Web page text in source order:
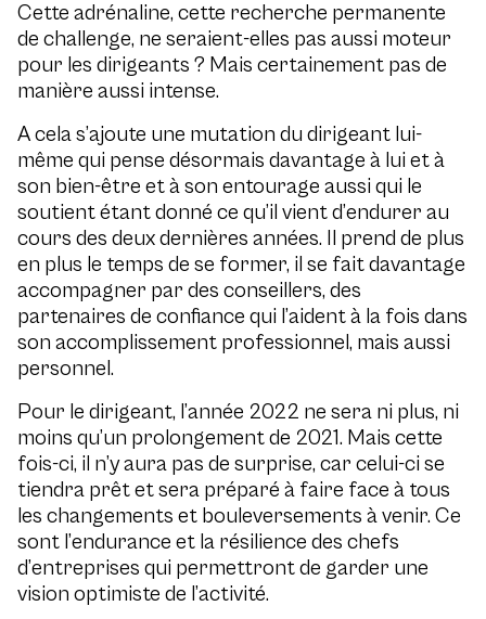
Cette adrénaline, cette recherche permanente
de challenge, ne seraient-elles pas aussi moteur
pour les dirigeants ? Mais certainement pas de
manière aussi intense.
A cela s’ajoute une mutation du dirigeant lui-
même qui pense désormais davantage à lui et à
son bien-être et à son entourage aussi qui le
soutient étant donné ce qu’il vient d’endurer au
cours des deux dernières années. Il prend de plus
en plus le temps de se former, il se fait davantage
accompagner par des conseillers, des
partenaires de confiance qui l’aident à la fois dans
son accomplissement professionnel, mais aussi
personnel.
Pour le dirigeant, l’année 2022 ne sera ni plus, ni
moins qu’un prolongement de 2021. Mais cette
fois-ci, il n’y aura pas de surprise, car celui-ci se
tiendra prêt et sera préparé à faire face à tous
les changements et bouleversements à venir. Ce
sont l’endurance et la résilience des chefs
d’entreprises qui permettront de garder une
vision optimiste de l’activité.